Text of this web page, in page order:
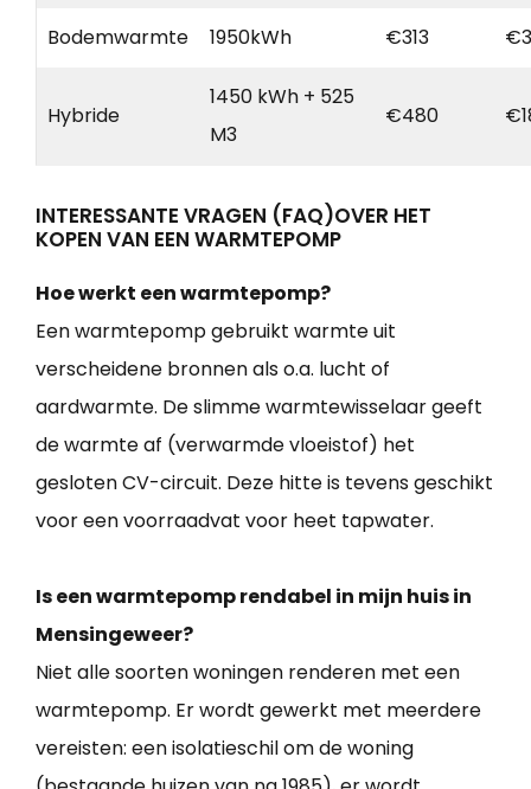
Bodemwarmte 1950kWh €313
Hybride
1450 kWh + 525
M3
€480
INTERESSANTE VRAGEN (FAQ)OVER HET
KOPEN VAN EEN WARMTEPOMP
Hoe werkt een warmtepomp?
Een warmtepomp gebruikt warmte uit
verscheidene bronnen als o.a. lucht of
aardwarmte. De slimme warmtewisselaar geeft
de warmte af (verwarmde vloeistof) het
gesloten CV-circuit. Deze hitte is tevens geschikt
voor een voorraadvat voor heet tapwater.
Is een warmtepomp rendabel in mijn huis in
Mensingeweer?
Niet alle soorten woningen renderen met een
warmtepomp. Er wordt gewerkt met meerdere
vereisten: een isolatieschil om de woning